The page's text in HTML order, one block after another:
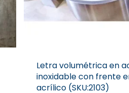
Letra volumétrica en
inoxidable con frente
acrílico (SKU:2103)